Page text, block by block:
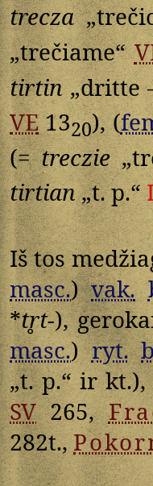
trecza
„trečiame“
tirtin„dritte
VE1320), (
(=treczie
tirtian„t. p.“
Iš tos
masc.)vak.
*tr̥t-),
masc.)ryt.
„t. p.“ ir kt.),
SV265,
282t.,